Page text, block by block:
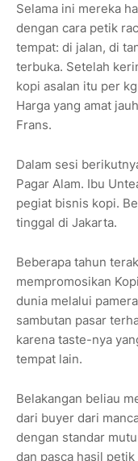
Selama ini mereka
dengan cara petik
tempat: di jalan, di
terbuka. Setelah
kopi asalan itu per
Harga yang amat
Frans.
Dalam sesi
Pagar Alam. Ibu
pegiat bisnis kopi.
tinggal di Jakarta.
Beberapa tahun
mempromosikan
dunia melalui
sambutan pasar
karena taste-nya
tempat lain.
Belakangan beliau
dari buyer dari
dengan standar
dan pasca hasil